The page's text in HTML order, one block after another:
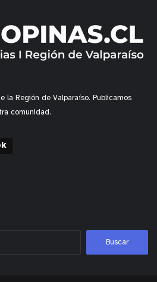
la Región de Valparaíso. Publicamos
comunidad.